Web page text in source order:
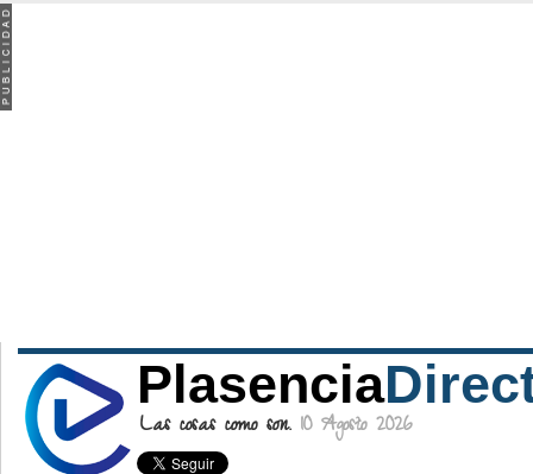
Plasencia
Las cosas como son. 10 Agosto 2026